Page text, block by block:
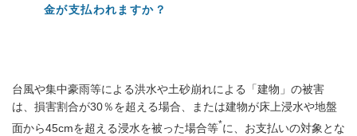
金が支払われますか？
台風や集中豪雨等による洪水や土砂崩れによる「建物」の被害
は、損害割合が30％を超える場合、または建物が床上浸水や地盤
面から45cmを超える浸水を被った場合等*に、お支払いの対象とな